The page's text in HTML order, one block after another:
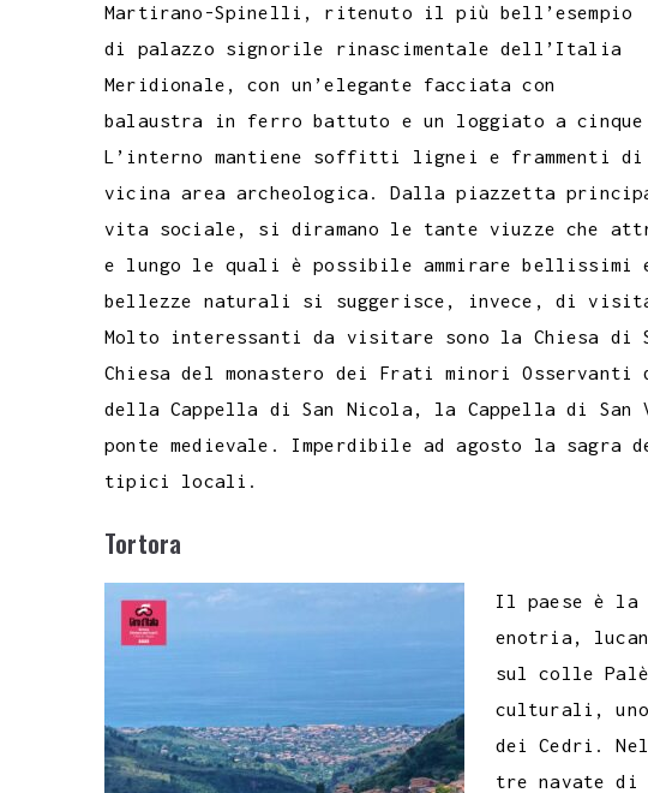
Martirano-Spinelli, ritenuto il più bell’esempio
di palazzo signorile rinascimentale dell’Italia
Meridionale, con un’elegante facciata con
balaustra in ferro battuto e un loggiato a
L’interno mantiene soffitti lignei e frammenti di
vicina area archeologica. Dalla piazzetta
vita sociale, si diramano le tante viuzze che
e lungo le quali è possibile ammirare bellissimi
bellezze naturali si suggerisce, invece, di
Molto interessanti da visitare sono la Chiesa di
Chiesa del monastero dei Frati minori
della Cappella di San Nicola, la Cappella di
ponte medievale. Imperdibile ad agosto la
tipici locali.
Tortora
Il paese è la
enotria,
sul colle
culturali,
dei Cedri.
tre navate di